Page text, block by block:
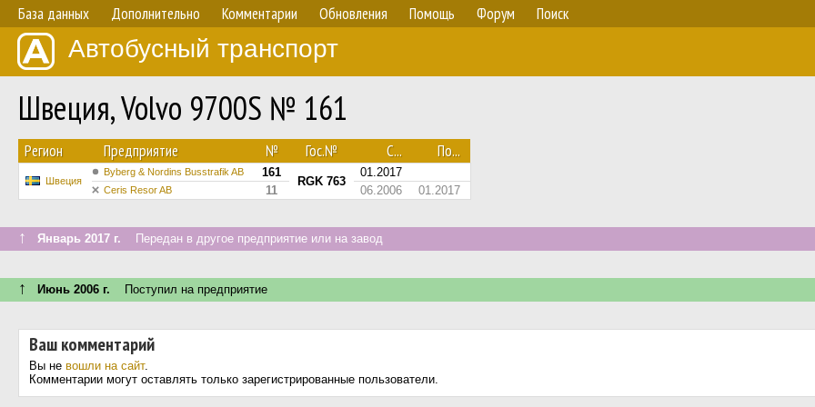
База данных Дополнительно Комментарии Обновления Помощь Форум Поиск
Автобусный транспорт
Швеция, Volvo 9700S № 161
Регион Предприятие № Гос.№ С... По...
Швеция
Byberg & Nordins Busstrafik AB 161
RGK 763
01.2017
Ceris Resor AB 11 06.2006 01.2017
↑ Январь 2017 г. Передан в другое предприятие или на завод
↑ Июнь 2006 г. Поступил на предприятие
Ваш комментарий
Вы не вошли на сайт.
Комментарии могут оставлять только зарегистрированные пользователи.